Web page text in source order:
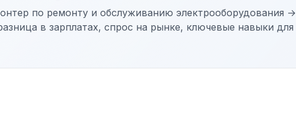
по ремонту и обслуживанию электрооборудования →
в зарплатах, спрос на рынке, ключевые навыки для